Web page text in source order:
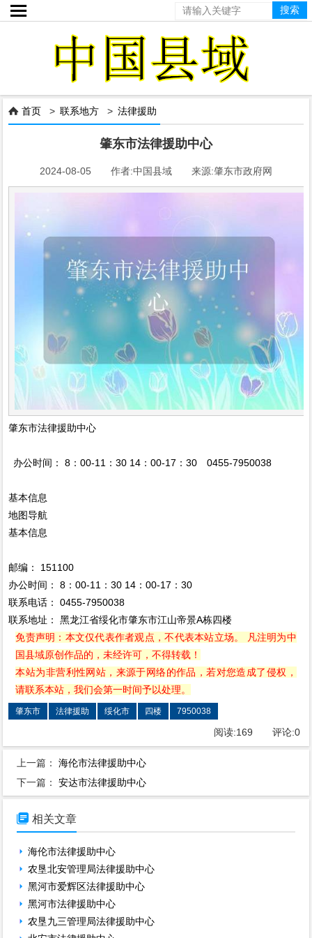

 首页 >联系地方 >法律援助
肇东市法律援助中心
2024-08-05 作者:中国县域 来源:肇东市政府网
肇东市法律援助中心
办公时间： 8：00-11：30 14：00-17：30 0455-7950038
基本信息
地图导航
基本信息
邮编： 151100
办公时间： 8：00-11：30 14：00-17：30
联系电话： 0455-7950038
联系地址： 黑龙江省绥化市肇东市江山帝景A栋四楼
免责声明：本文仅代表作者观点，不代表本站立场。 凡注明为中
国县域原创作品的，未经许可，不得转载！
本站为非营利性网站，来源于网络的作品，若对您造成了侵权，
请联系本站，我们会第一时间予以处理。
肇东市 法律援助 绥化市 四楼 7950038
阅读:169 评论:0
上一篇：海伦市法律援助中心
下一篇：安达市法律援助中心
 相关文章
海伦市法律援助中心
农垦北安管理局法律援助中心
黑河市爱辉区法律援助中心
黑河市法律援助中心
农垦九三管理局法律援助中心